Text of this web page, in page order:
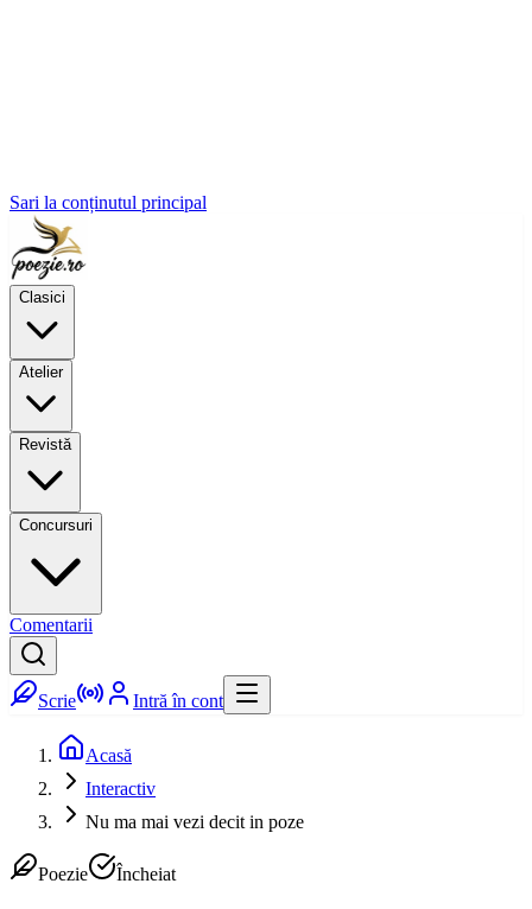
Sari la conținutul principal
Clasici
Atelier
Revistă
Concursuri
Comentarii
Scrie Intră în cont
Acasă
Interactiv
Nu ma mai vezi decit in poze
Poezie Încheiat